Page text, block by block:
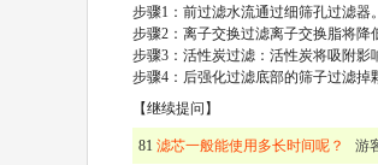
步骤1：前过滤水流通过细筛孔过滤器。
步骤2：离子交换过滤离子交换脂将降
步骤3：活性炭过滤：活性炭将吸附影
步骤4：后强化过滤底部的筛子过滤掉
【继续提问】
81 滤芯一般能使用多长时间呢？ 游